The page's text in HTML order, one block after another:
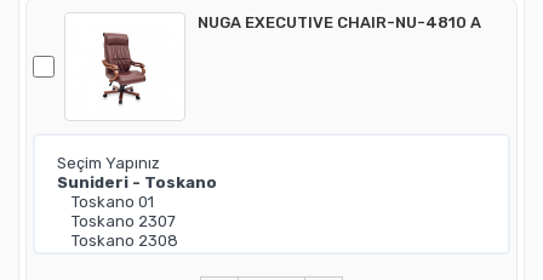
NUGA EXECUTIVE CHAIR-NU-4810 A